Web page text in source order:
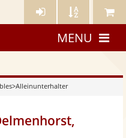
Künstler- Künstler Meine
MENU
>Alleinunterhalter